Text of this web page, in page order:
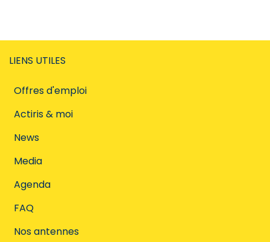
LIENS UTILES
Offres d'emploi
Actiris & moi
News
Media
Agenda
FAQ
Nos antennes